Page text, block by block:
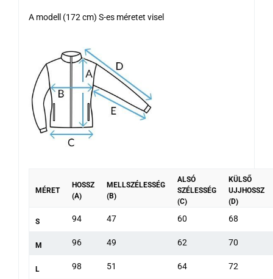
A modell (172 cm) S-es méretet visel
MÉRET
HOSSZ
(A)
MELLSZÉLESSÉG
(B)
ALSÓ
SZÉLESSÉG
(C)
KÜLSŐ
UJJHOSSZ
(D)
S 94 47 60 68
M 96 49 62 70
L 98 51 64 72